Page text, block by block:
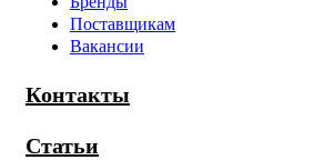
Поставщикам
Вакансии
Контакты
Статьи